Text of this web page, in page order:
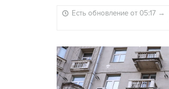
Есть обновление от 05:17 →